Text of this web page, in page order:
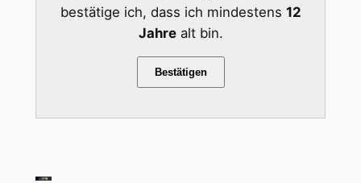
bestätige ich, dass ich mindestens 12
Jahrealt bin.
Bestätigen